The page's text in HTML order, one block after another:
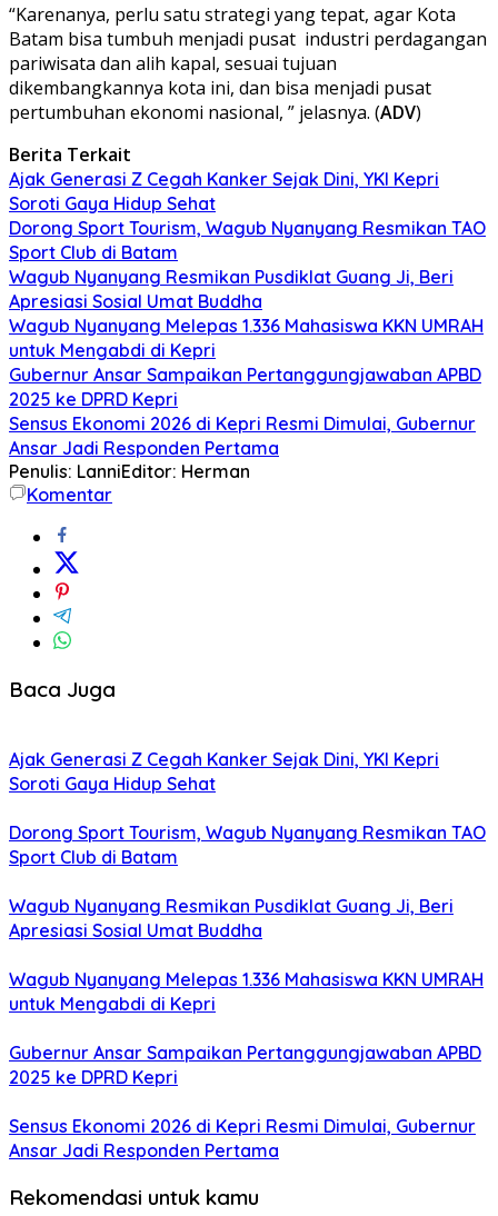
“Karenanya, perlu satu strategi yang tepat, agar Kota
Batam bisa tumbuh menjadi pusat industri perdagangan
pariwisata dan alih kapal, sesuai tujuan
dikembangkannya kota ini, dan bisa menjadi pusat
pertumbuhan ekonomi nasional, ” jelasnya. (ADV)
Berita Terkait
Ajak Generasi Z Cegah Kanker Sejak Dini, YKI Kepri
Soroti Gaya Hidup Sehat
Dorong Sport Tourism, Wagub Nyanyang Resmikan TAO
Sport Club di Batam
Wagub Nyanyang Resmikan Pusdiklat Guang Ji, Beri
Apresiasi Sosial Umat Buddha
Wagub Nyanyang Melepas 1.336 Mahasiswa KKN UMRAH
untuk Mengabdi di Kepri
Gubernur Ansar Sampaikan Pertanggungjawaban APBD
2025 ke DPRD Kepri
Sensus Ekonomi 2026 di Kepri Resmi Dimulai, Gubernur
Ansar Jadi Responden Pertama
Penulis: LanniEditor: Herman
Komentar
Baca Juga
Ajak Generasi Z Cegah Kanker Sejak Dini, YKI Kepri
Soroti Gaya Hidup Sehat
Dorong Sport Tourism, Wagub Nyanyang Resmikan TAO
Sport Club di Batam
Wagub Nyanyang Resmikan Pusdiklat Guang Ji, Beri
Apresiasi Sosial Umat Buddha
Wagub Nyanyang Melepas 1.336 Mahasiswa KKN UMRAH
untuk Mengabdi di Kepri
Gubernur Ansar Sampaikan Pertanggungjawaban APBD
2025 ke DPRD Kepri
Sensus Ekonomi 2026 di Kepri Resmi Dimulai, Gubernur
Ansar Jadi Responden Pertama
Rekomendasi untuk kamu